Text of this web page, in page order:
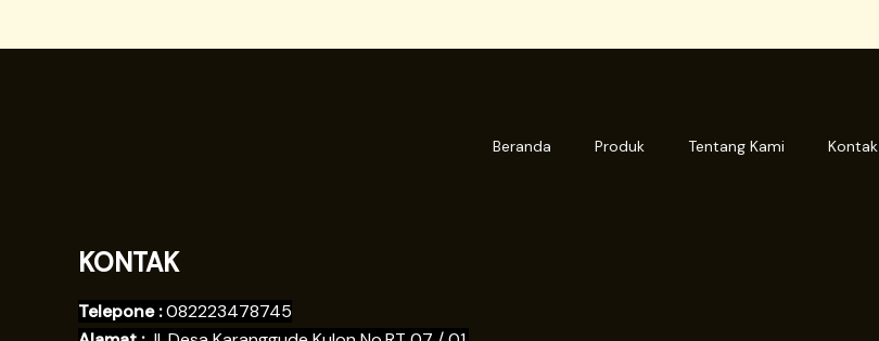
Beranda Produk Tentang Kami Kontak
KONTAK
Telepone :082223478745